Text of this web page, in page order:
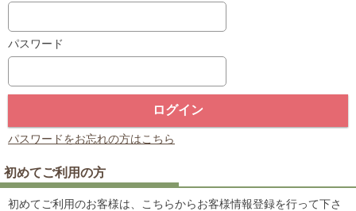
パスワード
パスワードをお忘れの方はこちら
初めてご利用の方
初めてご利用のお客様は、こちらからお客様情報登録を行って下さ